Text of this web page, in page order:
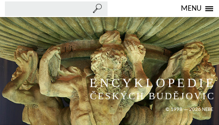
MENU
ENCYKLOPEDIE
ČESKÝCH BUDĚJOVIC
© 1998 — 2026 NEBE